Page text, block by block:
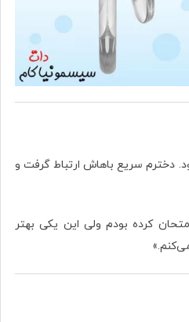
دخترم سریع باهاش ارتباط گرفت و
کرده بودم ولی این یکی بهتر